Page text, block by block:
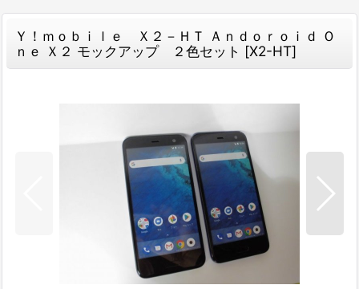
Ｙ！ｍｏｂｉｌｅ Ｘ２－ＨＴ Ａｎｄｏｒｏｉｄ Ｏ
ｎｅ Ｘ２ モックアップ ２色セット [X2-HT]